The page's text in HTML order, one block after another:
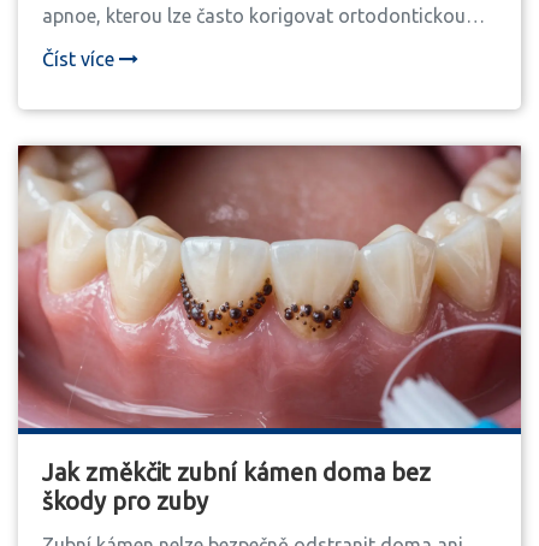
apnoe, kterou lze často korigovat ortodontickou
léčbou.
Číst více
Jak změkčit zubní kámen doma bez
škody pro zuby